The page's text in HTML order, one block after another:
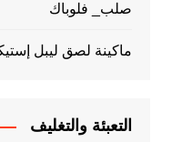
صلب_ فلوباك
ماكينة لصق ليبل
التعبئة والتغليف